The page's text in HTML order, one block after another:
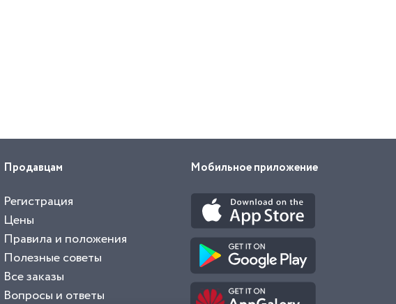
Продавцам
Регистрация
Цены
Правила и положения
Полезные советы
Все заказы
Вопросы и ответы
Мобильное приложение